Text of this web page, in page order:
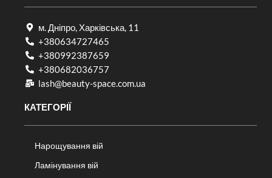
м. Дніпро, Харківська, 11
+380634727465
+380992387659
+380682036757​
lash@beauty-space.com.ua
КАТЕГОРІЇ
Нарощування вій
Ламінування вій